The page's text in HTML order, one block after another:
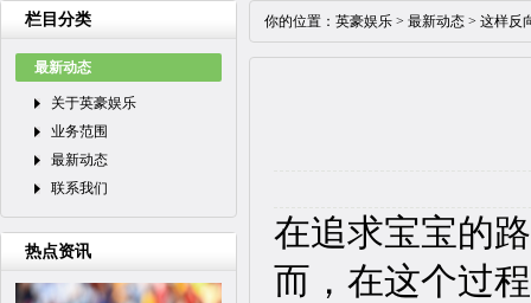
栏目分类
最新动态
关于英豪娱乐
业务范围
最新动态
联系我们
热点资讯
你的位置： 英豪娱乐 > 最新动态 > 这样反
在追求宝宝的
而，在这个过